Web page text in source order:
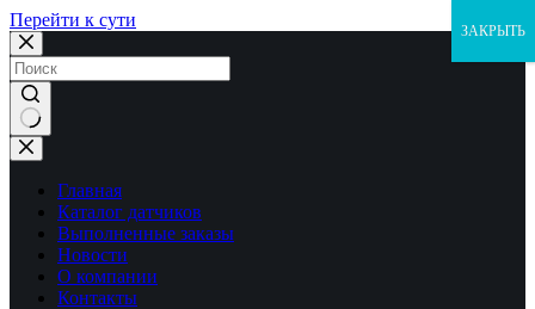
Перейти к сути
Ничего
не
найденоГлавная
Каталог датчиков
Выполненные заказы
Новости
О компании
Контакты
ЗАКРЫТЬ